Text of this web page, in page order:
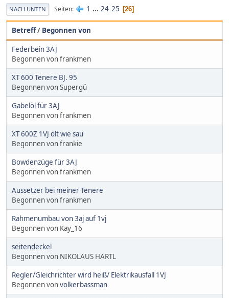
NACH UNTEN Seiten 1 ... 24 25 26
Betreff/ Begonnen von
Federbein 3AJ
Begonnen von frankmen
XT 600 Tenere BJ. 95
Begonnen von Supergü
Gabelöl für 3AJ
Begonnen von frankmen
XT 600Z 1VJ ölt wie sau
Begonnen von frankie
Bowdenzüge für 3AJ
Begonnen von frankmen
Aussetzer bei meiner Tenere
Begonnen von frankmen
Rahmenumbau von 3aj auf 1vj
Begonnen von Kay_16
seitendeckel
Begonnen von NIKOLAUS HARTL
Regler/Gleichrichter wird heiß/ Elektrikausfall 1VJ
Begonnen vonvolkerbassman